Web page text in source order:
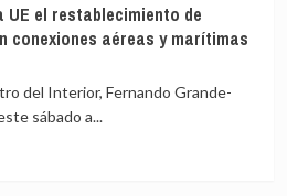
el restablecimiento de
conexiones aéreas y marítimas
del Interior, Fernando Grande-
sábado a...